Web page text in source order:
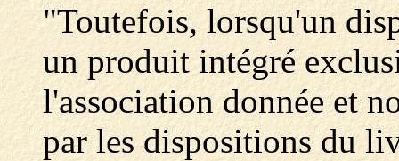
"Toutefois, lorsqu'un
un produit intégré
l'association donnée et
par les dispositions du